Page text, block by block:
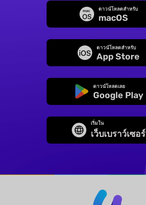
ดาวน์โหลดสำหรับ
macOS
ดาวน์โหลดสำหรับ
App Store
ดาวน์โหลดเลย
Google Play
เริ่มใน
เว็บเบราว์เซอร์